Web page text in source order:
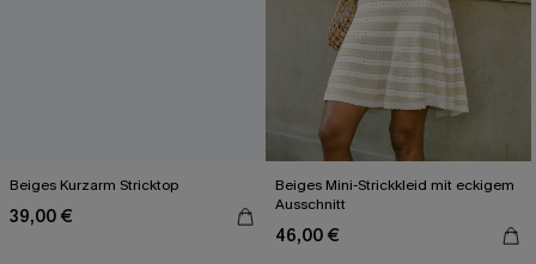
Beiges Kurzarm Stricktop
39,00 €
Beiges Mini-Strickkleid mit eckigem
Ausschnitt
46,00 €